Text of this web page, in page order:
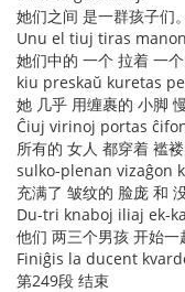
她们之间 是一群孩子们。
Unu el tiuj tiras
她们中的 一个 拉着 一
kiu preskaŭ kuretas
她 几乎 用缠裹的 小脚
Ĉiuj virinoj portas
所有的 女人 都穿着 褴褛
sulko-plenan vizaĝon
充满了 皱纹的 脸庞 和
Du-tri knaboj iliaj ek-
他们 两三个男孩 开始一
Finiĝis la ducent
第249段 结束